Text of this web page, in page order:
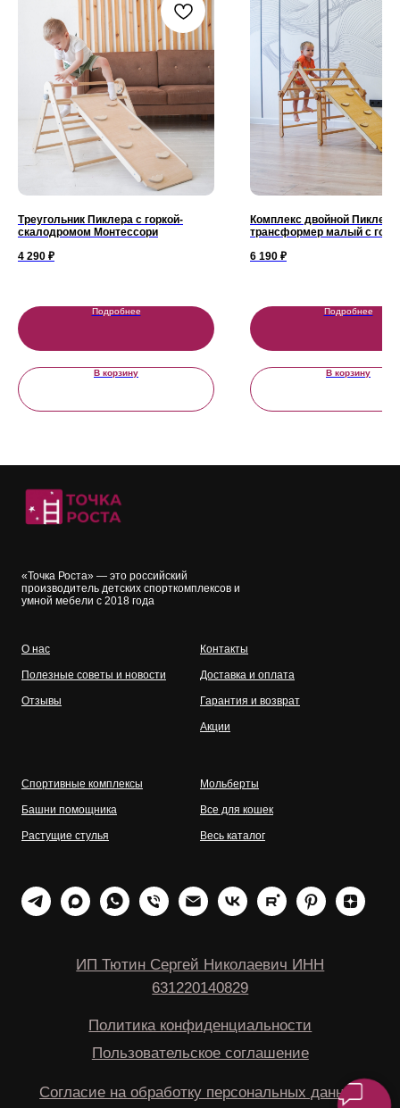
Треугольник Пиклера с горкой-
скалодромом Монтессори
4 290 ₽
Подробнее
В корзину
Комплекс двойной Пиклер
трансформер малый с
6 190 ₽
Подробнее
В корзину
«Точка Роста» — это российский
производитель детских спорткомплексов и
умной мебели с 2018 года
О нас
Полезные советы и новости
Отзывы
Контакты
Доставка и оплата
Гарантия и возврат
Акции
Спортивные комплексы
Башни помощника
Растущие стулья
Мольберты
Все для кошек
Весь каталог
ИП Тютин Сергей Николаевич ИНН
Согласие на обработку персональных данных
Пользовательское соглашение